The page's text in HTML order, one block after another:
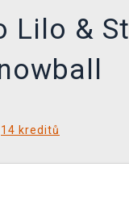
Lilo &
14 kreditů